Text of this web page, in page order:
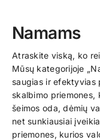
Namams
Atraskite viską, ko
Mūsų kategorijoje
saugias ir efektyvias
skalbimo priemones,
šeimos oda, dėmių
net sunkiausiai
priemones, kurios